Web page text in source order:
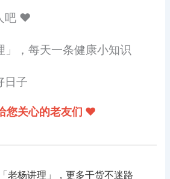
吧 ❤️
」，每天一条健康小知识
日子
您关心的老友们 ❤️
老杨讲理」，更多干货不迷路